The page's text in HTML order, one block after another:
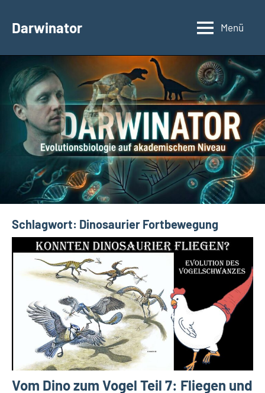
InhaltDarwinator
Evolutionsbiologie
Menü
Schlagwort: Dinosaurier Fortbewegung
Vom Dino zum Vogel Teil 7: Fliegen und